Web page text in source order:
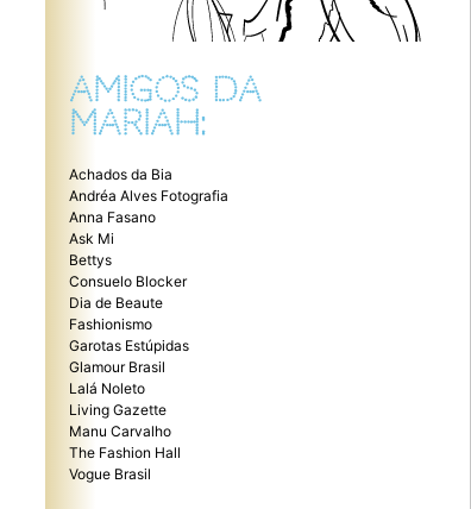
AMIGOS DA
MARIAH:
Achados da Bia
Andréa Alves Fotografia
Anna Fasano
Ask Mi
Bettys
Consuelo Blocker
Dia de Beaute
Fashionismo
Garotas Estúpidas
Glamour Brasil
Lalá Noleto
Living Gazette
Manu Carvalho
The Fashion Hall
Vogue Brasil